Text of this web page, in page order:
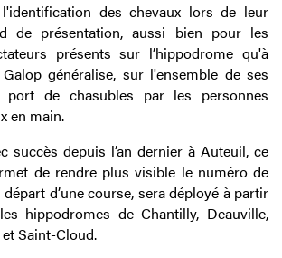
l'identification des chevaux lors de leur
de présentation, aussi bien pour les
présents sur l’hippodrome qu'à
généralise, sur l'ensemble de ses
port de chasubles par les personnes
en main.
succès depuis l’an dernier à Auteuil, ce
de rendre plus visible le numéro de
d’une course, sera déployé à partir
hippodromes de Chantilly, Deauville,
Saint-Cloud.